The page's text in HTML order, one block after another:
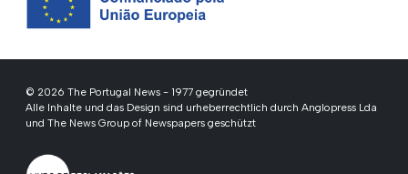
© 2026 The Portugal News - 1977 gegründet
Alle Inhalte und das Design sind urheberrechtlich durch Anglopress Lda
und The News Group of Newspapers geschützt